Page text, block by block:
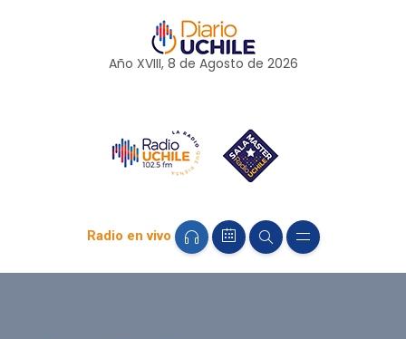
Año XVIII, 8 de Agosto de 2026
Radio en vivo